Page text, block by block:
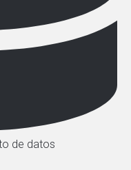
de datos